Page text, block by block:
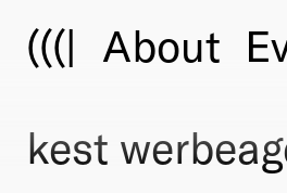
(((| About
kest